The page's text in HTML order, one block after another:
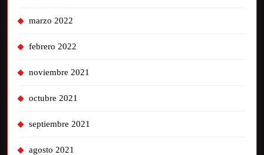
marzo 2022
febrero 2022
noviembre 2021
octubre 2021
septiembre 2021
agosto 2021